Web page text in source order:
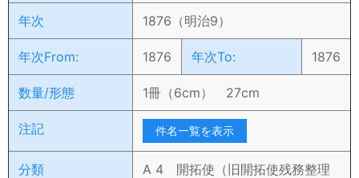
年次 1876（明治9）
年次From: 1876 年次To: 1876
数量/形態 1冊（6cm） 27cm
注記 件名一覧を表示
分類
A 4 開拓使（旧開拓使残務整理